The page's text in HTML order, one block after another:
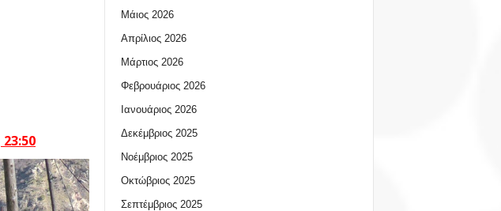
Μάιος 2026
Απρίλιος 2026
Μάρτιος 2026
Φεβρουάριος 2026
Ιανουάριος 2026
Δεκέμβριος 2025
Νοέμβριος 2025
Οκτώβριος 2025
Σεπτέμβριος 2025